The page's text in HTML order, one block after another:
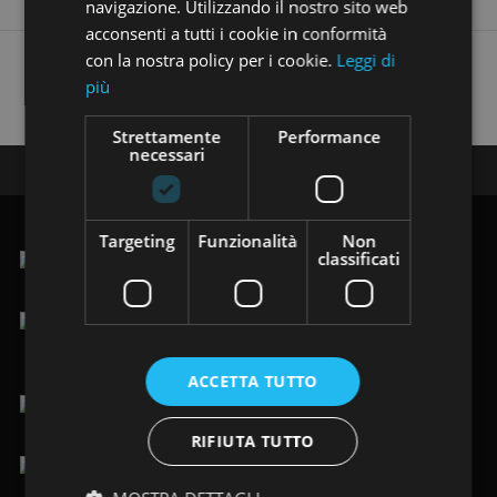
Trovi i nostri annunci anche su:
.Via Vittorio Veneto 123/125, 19124 La Spezia (SP)
+39 0187 484949 +39 366 8205088
info@immobiliarelafenice-sp.it
navigazione. Utilizzando il nostro sito web
acconsenti a tutti i cookie in conformità
con la nostra policy per i cookie. Leggi di
più
Strettamente
necessari
Performance
Targeting Funzionalità
Non
classificati
ACCETTA TUTTO
RIFIUTA TUTTO